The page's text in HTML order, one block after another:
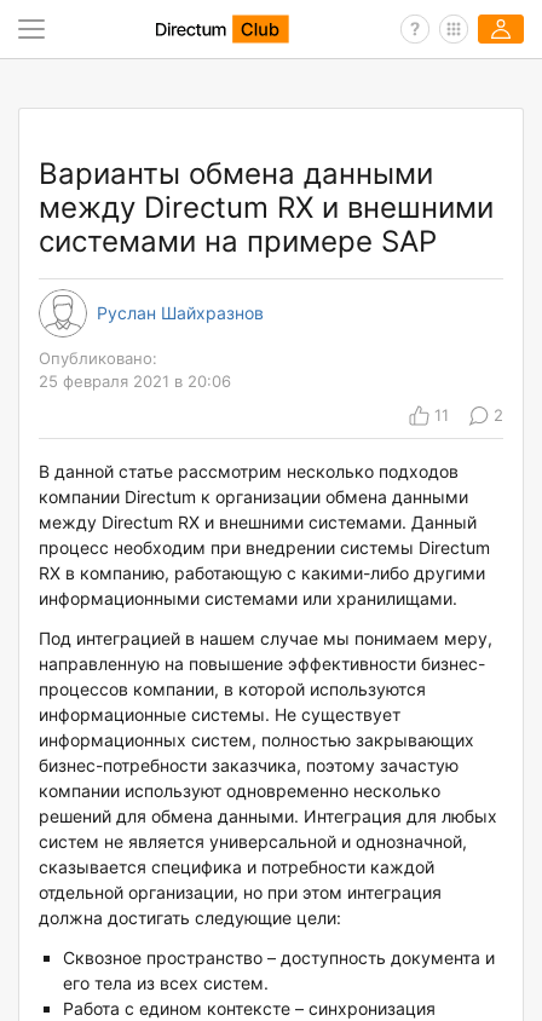
Варианты обмена данными
между Directum RX и внешними
системами на примере SAP
Руслан Шайхразнов
Опубликовано:
25 февраля 2021 в 20:06
11
2
В данной статье рассмотрим несколько подходов
компании Directum к организации обмена данными
между Directum RX и внешними системами. Данный
процесс необходим при внедрении системы Directum
RX в компанию, работающую с какими-либо другими
информационными системами или хранилищами.
Под интеграцией в нашем случае мы понимаем меру,
направленную на повышение эффективности бизнес-
процессов компании, в которой используются
информационные системы. Не существует
информационных систем, полностью закрывающих
бизнес-потребности заказчика, поэтому зачастую
компании используют одновременно несколько
решений для обмена данными. Интеграция для любых
систем не является универсальной и однозначной,
сказывается специфика и потребности каждой
отдельной организации, но при этом интеграция
должна достигать следующие цели:
Сквозное пространство – доступность документа и
его тела из всех систем.
Работа с едином контексте – синхронизация